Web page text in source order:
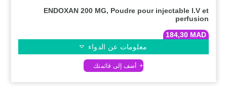
ENDOXAN 200 MG, Poudre pour injectable I.V et
perfusion
184,30 MAD
معلومات عن الدواء